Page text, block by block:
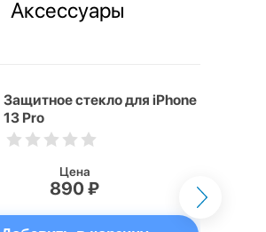
Аксессуары
Защитное стекло для iPhone
13 Pro
Цена
890 ₽